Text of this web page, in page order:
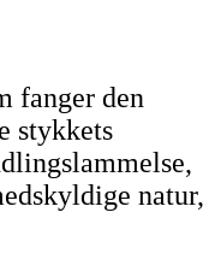
fanger den
stykkets
natur,